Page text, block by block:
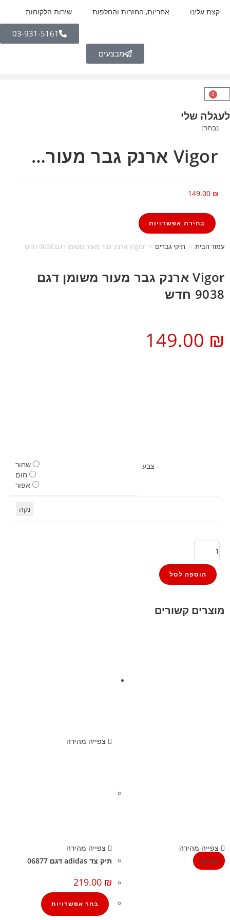
קצת עלינו אחריות, החזרות והחלפות שירות הלקוחות
03-931-5161
מבצעים
0
לעגלה שלי
נבחר:
Vigor ארנק גבר מעור…
149.00 ₪
בחירת אפשרויות
עמוד הבית > תיקי גברים > Vigor ארנק גבר מעור משומן דגם 9038 חדש
Vigor ארנק גבר מעור משומן דגם
9038 חדש
149.00 ₪
צבע
שחור
חום
אפור
נקה
הוספה לסל
מוצרים קשורים
צפייה מהירה
מבצע!
צפייה מהירה
צפייה מהירה
תיק צד adidas דגם 06877
219.00 ₪
בחר אפשרויות